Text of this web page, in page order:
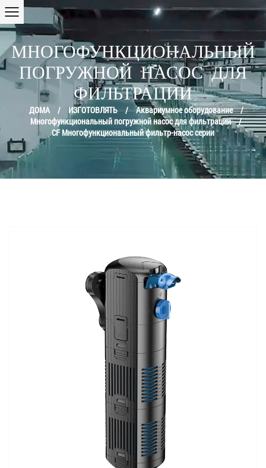
МНОГОФУНКЦИОНАЛЬНЫЙ
ПОГРУЖНОЙ НАСОС ДЛЯ
ФИЛЬТРАЦИИ
ДОМА / ИЗГОТОВЛЯТЬ / Аквариумное оборудование /
Многофункциональный погружной насос для фильтрации /
CF Многофункциональный фильтр-насос серии